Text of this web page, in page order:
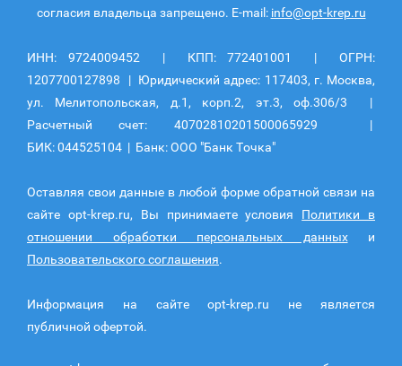
согласия владельца запрещено. E-mail: info@opt-krep.ru
ИНН: 9724009452 | КПП: 772401001 | ОГРН:
1207700127898 | Юридический адрес: 117403, г. Москва,
ул. Мелитопольская, д.1, корп.2, эт.3, оф.306/3 |
Расчетный счет: 40702810201500065929 |
БИК: 044525104 | Банк: ООО "Банк Точка"
Оставляя свои данные в любой форме обратной связи на
сайте opt-krep.ru, Вы принимаете условия Политики в
отношении обработки персональных данныхи
Пользовательского соглашения.
Информация на сайте opt-krep.ru не является
публичной офертой.